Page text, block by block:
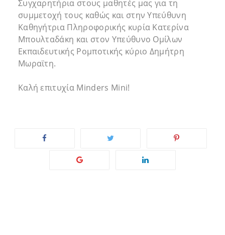
Συγχαρητήρια στους μαθητές μας για τη
συμμετοχή τους καθώς και στην Υπεύθυνη
Καθηγήτρια Πληροφορικής κυρία Κατερίνα
Μπουλταδάκη και στον Υπεύθυνο Ομίλων
Εκπαιδευτικής Ρομποτικής κύριο Δημήτρη
Μωραϊτη.
Καλή επιτυχία Minders Mini!